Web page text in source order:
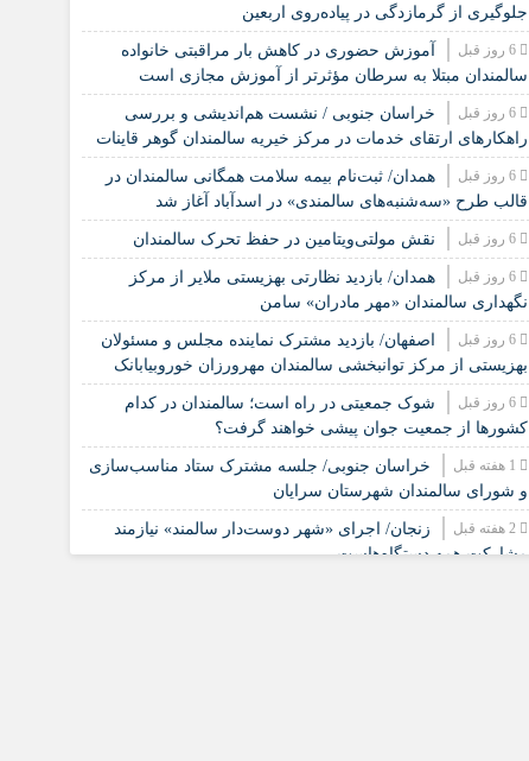
جلوگیری از گرمازدگی در پیاده‌روی اربعین
6 روز قبل
آموزش حضوری در کاهش بار مراقبتی خانواده
سالمندان مبتلا به سرطان مؤثرتر از آموزش مجازی است
6 روز قبل
خراسان جنوبی / نشست هم‌اندیشی و بررسی
راهکارهای ارتقای خدمات در مرکز خیریه سالمندان گوهر قاینات
6 روز قبل
همدان/ ثبت‌نام بیمه سلامت همگانی سالمندان در
قالب طرح «سه‌شنبه‌های سالمندی» در اسدآباد آغاز شد
6 روز قبل نقش مولتی‌ویتامین در حفظ تحرک سالمندان
6 روز قبل
همدان/ بازدید نظارتی بهزیستی ملایر از مرکز
نگهداری سالمندان «مهر مادران» سامن
6 روز قبل
اصفهان/ بازدید مشترک نماینده مجلس و مسئولان
بهزیستی از مرکز توانبخشی سالمندان مهرورزان خوروبیابانک
6 روز قبل
شوک جمعیتی در راه است؛ سالمندان در کدام
کشورها از جمعیت جوان پیشی خواهند گرفت؟
خراسان جنوبی/ جلسه مشترک ستاد مناسب‌سازی
و شورای سالمندان شهرستان سرایان
زنجان/ اجرای «شهر دوست‌دار سالمند» نیازمند
مشارکت همه دستگاه‌هاست